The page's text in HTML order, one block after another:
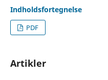
Indholdsfortegnelse
PDF
Artikler